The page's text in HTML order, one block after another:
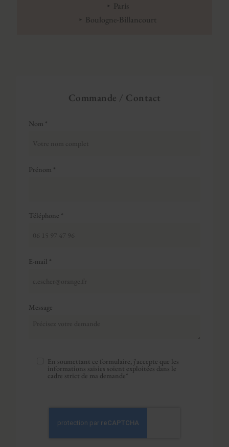
Commande / Contact
Nom *
Prénom *
Téléphone *
E-mail *
Message
En soumettant ce formulaire, j'accepte que les
informations saisies soient exploitées dans le
cadre strict de ma demande*
Paris
Boulogne-Billancourt